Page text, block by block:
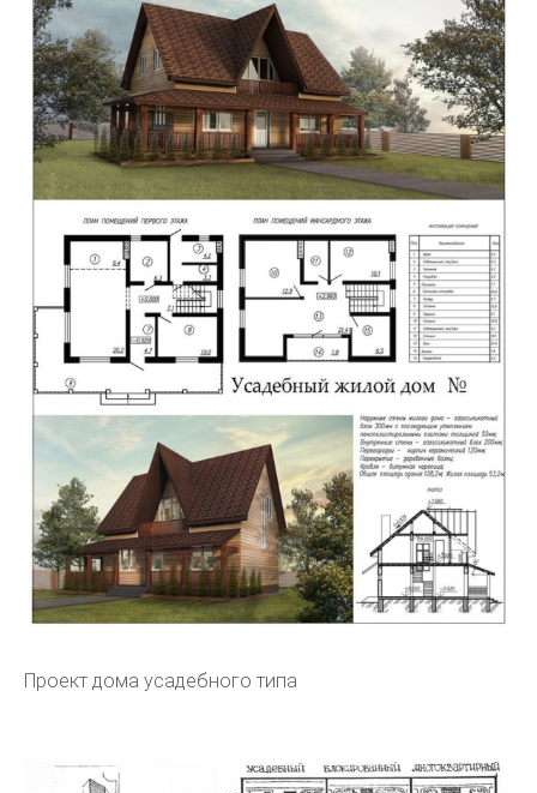
Проект дома усадебного типа